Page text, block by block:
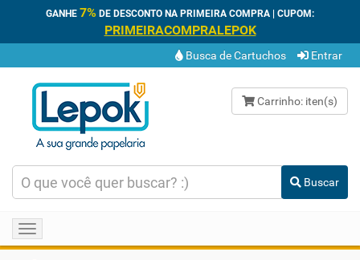
GANHE 7% DE DESCONTO NA PRIMEIRA COMPRA | CUPOM:
PRIMEIRACOMPRALEPOK
Busca de Cartuchos Entrar
Carrinho: iten(s)
Buscar
Toggle
navigation